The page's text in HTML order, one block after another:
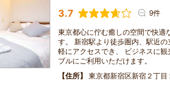
3.7 9件
東京都心に佇む癒しの空間で快適
す。 新宿駅より徒歩圏内、駅近
軽にアクセスでき、 ビジネスに
ブルにご利用いただけます。
住所
東京都新宿区新宿２丁目